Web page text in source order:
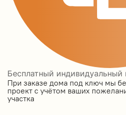
Бесплатный индивидуальный
При заказе дома под ключ мы
проект с учётом ваших
участка